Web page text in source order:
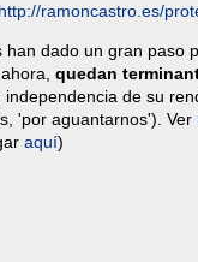
http://ramoncastro.es/
dado un gran paso
quedan
independencia de su
'por aguantarnos'). Ver
aquí)